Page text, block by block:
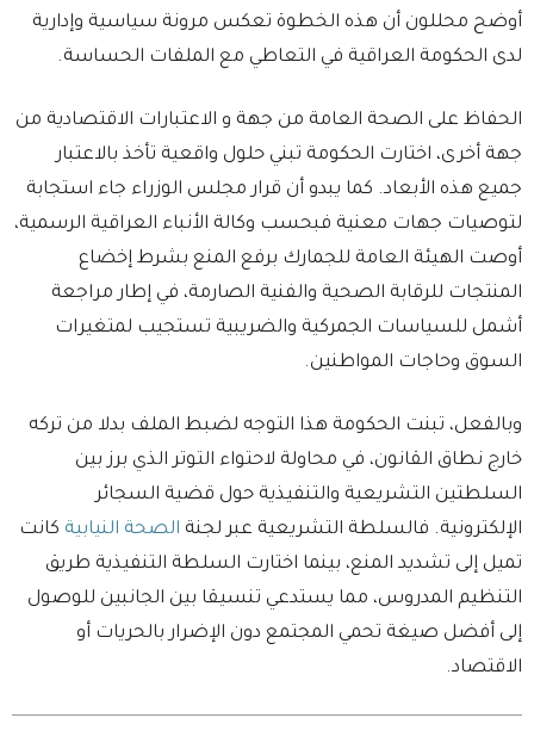
أوضح محللون أن هذه الخطوة تعكس مرونة سياسية وإدارية
لدى الحكومة العراقية في التعاطي مع الملفات الحساسة.
الحفاظ على الصحة العامة من جهة و الاعتبارات الاقتصادية من
جهة أخرى، اختارت الحكومة تبني حلول واقعية تأخذ بالاعتبار
جميع هذه الأبعاد. كما يبدو أن قرار مجلس الوزراء جاء استجابة
لتوصيات جهات معنية فبحسب وكالة الأنباء العراقية الرسمية،
أوصت الهيئة العامة للجمارك برفع المنع بشرط إخضاع
المنتجات للرقابة الصحية والفنية الصارمة، في إطار مراجعة
أشمل للسياسات الجمركية والضريبية تستجيب لمتغيرات
السوق وحاجات المواطنين.
وبالفعل، تبنت الحكومة هذا التوجه لضبط الملف بدلا من تركه
خارج نطاق القانون، في محاولة لاحتواء التوتر الذي برز بين
السلطتين التشريعية والتنفيذية حول قضية السجائر
الإلكترونية. فالسلطة التشريعية عبر لجنة الصحة النيابية كانت
تميل إلى تشديد المنع، بينما اختارت السلطة التنفيذية طريق
التنظيم المدروس، مما يستدعي تنسيقا بين الجانبين للوصول
إلى أفضل صيغة تحمي المجتمع دون الإضرار بالحريات أو
الاقتصاد.